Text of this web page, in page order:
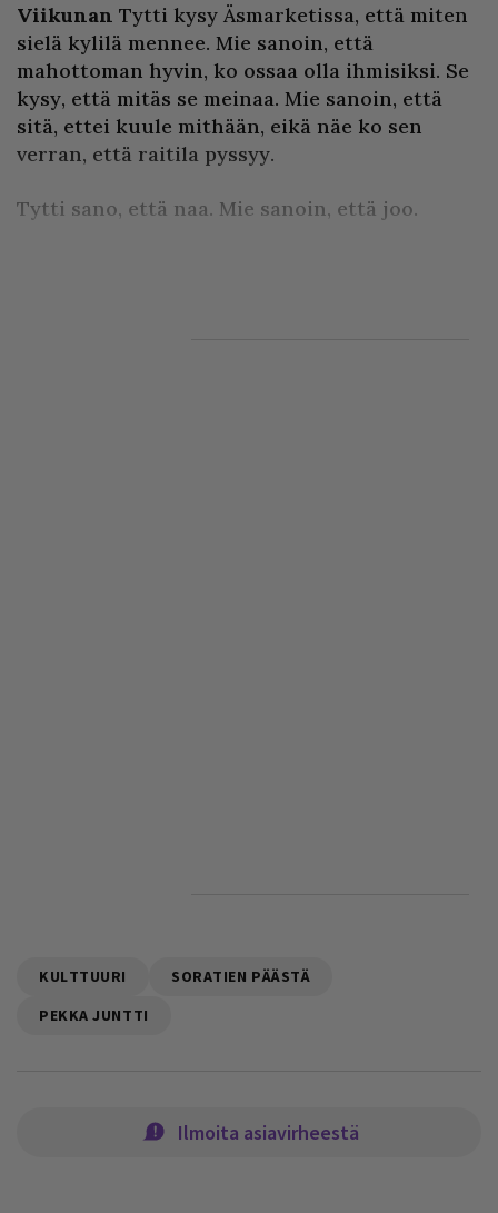
Viikunan Tytti kysy Äsmarketissa, että miten
sielä kylilä mennee. Mie sanoin, että
mahottoman hyvin, ko ossaa olla ihmisiksi. Se
kysy, että mitäs se meinaa. Mie sanoin, että
sitä, ettei kuule mithään, eikä näe ko sen
verran, että raitila pyssyy.
Tytti sano, että naa. Mie sanoin, että joo.
KULTTUURI
SORATIEN PÄÄSTÄ
PEKKA JUNTTI
Ilmoita asiavirheestä